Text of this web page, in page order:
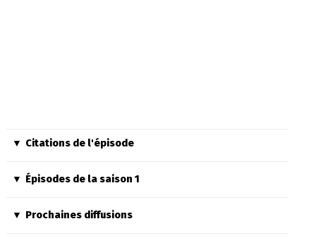
Citations de l'épisode
Épisodes de la saison 1
Prochaines diffusions